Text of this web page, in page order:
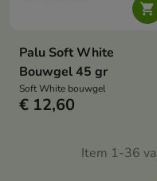

Palu Soft White
Bouwgel 45 gr
Soft White bouwgel
€ 12,60
Item 1-36